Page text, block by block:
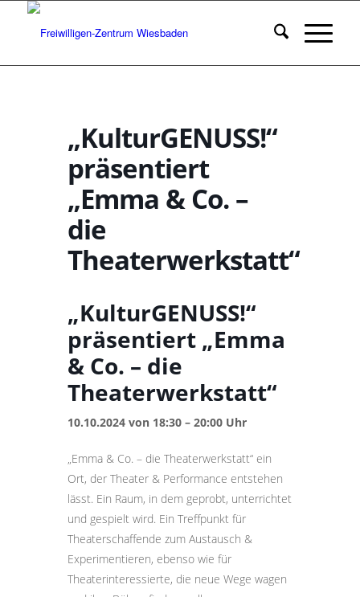
„KulturGENUSS!“
präsentiert
„Emma & Co. –
die
Theaterwerkstatt“
„KulturGENUSS!“
präsentiert „Emma
& Co. – die
Theaterwerkstatt“
10.10.2024 von 18:30 – 20:00 Uhr
„Emma & Co. – die Theaterwerkstatt“ ein
Ort, der Theater & Performance entstehen
lässt. Ein Raum, in dem geprobt, unterrichtet
und gespielt wird. Ein Treffpunkt für
Theaterschaffende zum Austausch &
Experimentieren, ebenso wie für
Theaterinteressierte, die neue Wege wagen